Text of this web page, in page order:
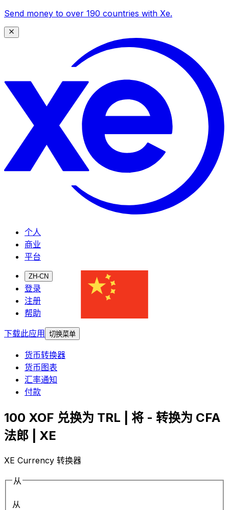
Send money to over 190 countries with Xe.
个人
商业
平台
ZH-CN
登录
注册
帮助
下载此应用
切换菜单
货币转换器
货币图表
汇率通知
付款
100 XOF 兑换为 TRL | 将 - 转换为 CFA
法郎 | XE
XE Currency 转换器
从
从